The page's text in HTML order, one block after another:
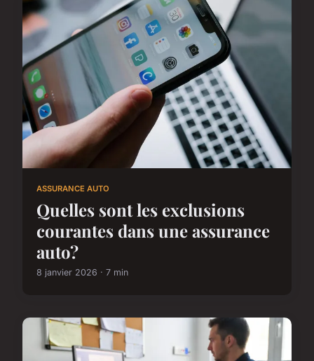
ASSURANCE AUTO
Quelles sont les exclusions
courantes dans une assurance
auto?
8 janvier 2026 · 7 min